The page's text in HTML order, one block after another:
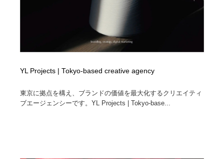
YL Projects | Tokyo-based creative agency
東京に拠点を構え、ブランドの価値を最大化するクリエイティ
ブエージェンシーです。YL Projects | Tokyo-base...